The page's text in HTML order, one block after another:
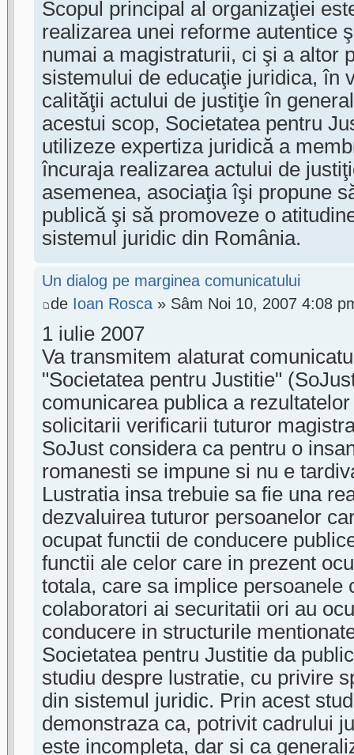
Scopul principal al organizaţiei
realizarea unei reforme autentice
numai a magistraturii, ci şi a altor
sistemului de educaţie juridica, în
calităţii actului de justiţie în
acestui scop, Societatea pentru
utilizeze expertiza juridică a
încuraja realizarea actului de
asemenea, asociaţia îşi propune
publică şi să promoveze o
sistemul juridic din România.
Un dialog pe marginea comunicatului
de Ioan Rosca » Sâm Noi 10, 2007 4:08
1 iulie 2007
Va transmitem alaturat
"Societatea pentru Justitie"
comunicarea publica a
solicitarii verificarii tuturor
SoJust considera ca pentru o
romanesti se impune si nu e
Lustratia insa trebuie sa fie una
dezvaluirea tuturor persoanelor
ocupat functii de conducere
functii ale celor care in prezent
totala, care sa implice persoanele
colaboratori ai securitatii ori au
conducere in structurile
Societatea pentru Justitie da
studiu despre lustratie, cu privire
din sistemul juridic. Prin acest
demonstraza ca, potrivit cadrului
este incompleta, dar si ca